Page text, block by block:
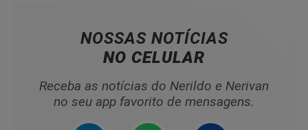
NOSSAS NOTÍCIAS
NO CELULAR
Receba as notícias do Nerildo e Nerivan
no seu app favorito de mensagens.